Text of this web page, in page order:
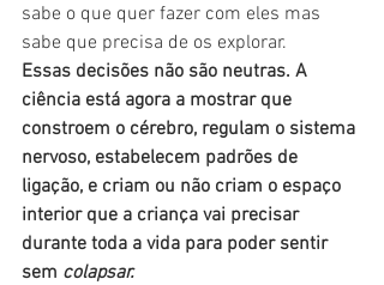
sabe o que quer fazer com eles mas
sabe que precisa de os explorar.
Essas decisões não são neutras. A
ciência está agora a mostrar que
constroem o cérebro, regulam o sistema
nervoso, estabelecem padrões de
ligação, e criam ou não criam o espaço
interior que a criança vai precisar
durante toda a vida para poder sentir
sem colapsar.